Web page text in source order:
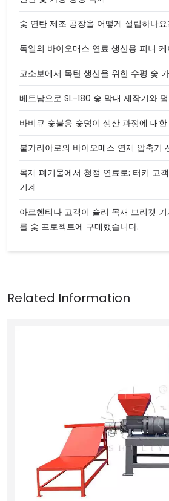
숯 연탄 제조 공장을 어떻게 설립하나요
독일의 바이오매스 연료 생산용 피니
코소보에서 목탄 생산을 위한 수평 숯
베트남으로 SL-180 숯 막대 제작기와
바비큐 숯불용 숯덩이 생산 과정에 대
불가리아로의 바이오매스 연재 압축기
목재 폐기물에서 청정 연료로: 터키 고
기계
아르헨티나 고객이 슐리 목재 브리켓
를 숯 프로젝트에 구매했습니다.